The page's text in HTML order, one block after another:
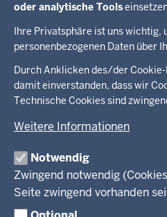
oder analytische Tools
Ihre Privatsphäre ist uns wichtig,
personenbezogenen Daten über
Durch Anklicken des/der
damit einverstanden, dass wir
Technische Cookies sind
Weitere Informationen
Notwendig
Zwingend notwendig
Seite zwingend vorhanden
Inhalte
Im Überblick
Inhalt
in
der
Fußzeile
Menü
Ministerium
Kinder
Jugend
Familie
Presse
Pressemitteilungen
Pressekontakt